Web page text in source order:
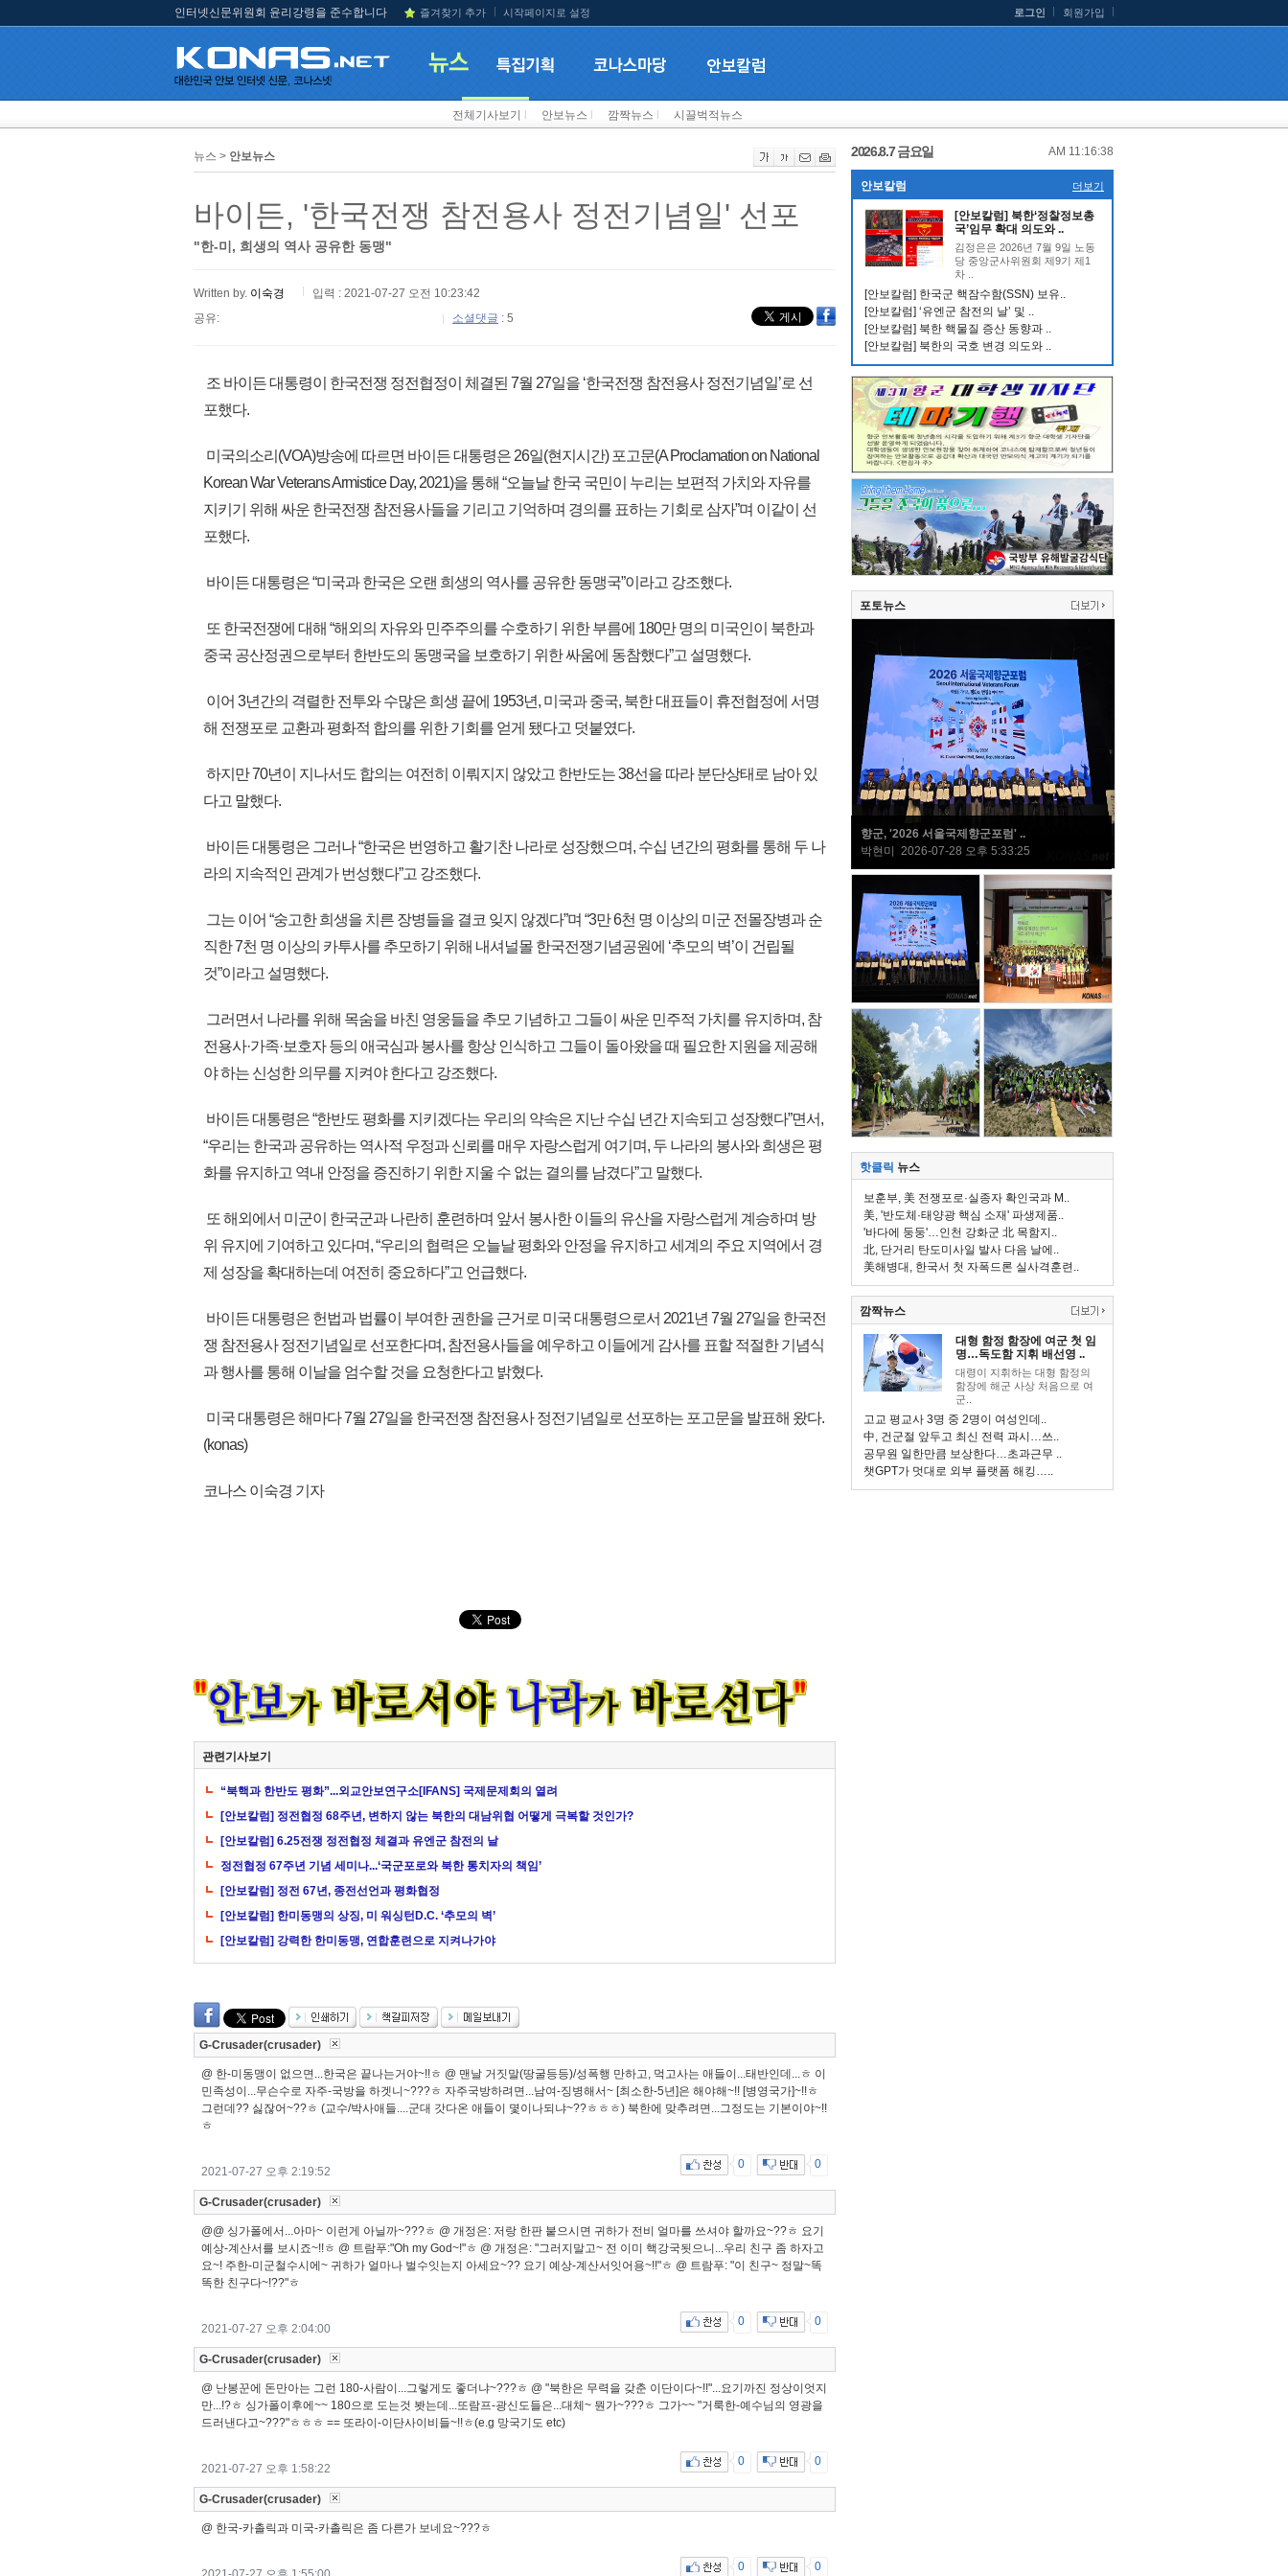
인터넷신문위원회 윤리강령을 준수합니다 즐겨찾기 추가 시작페이지로 설정 로그인 회원가입
전체기사보기 안보뉴스 깜짝뉴스 시끌벅적뉴스
뉴스 > 안보뉴스
바이든, '한국전쟁 참전용사 정전기념일' 선포
"한-미, 희생의 역사 공유한 동맹"
Written by. 이숙경
입력 : 2021-07-27 오전 10:23:42
공유:
소셜댓글 : 5
조 바이든 대통령이 한국전쟁 정전협정이 체결된 7월 27일을 ‘한국전쟁 참전용사 정전기념일’로 선
포했다.
미국의소리(VOA)방송에 따르면 바이든 대통령은 26일(현지시간) 포고문(A Proclamation on National
Korean War Veterans Armistice Day, 2021)을 통해 “오늘날 한국 국민이 누리는 보편적 가치와 자유를
지키기 위해 싸운 한국전쟁 참전용사들을 기리고 기억하며 경의를 표하는 기회로 삼자”며 이같이 선
포했다.
바이든 대통령은 “미국과 한국은 오랜 희생의 역사를 공유한 동맹국”이라고 강조했다.
또 한국전쟁에 대해 “해외의 자유와 민주주의를 수호하기 위한 부름에 180만 명의 미국인이 북한과
중국 공산정권으로부터 한반도의 동맹국을 보호하기 위한 싸움에 동참했다”고 설명했다.
이어 3년간의 격렬한 전투와 수많은 희생 끝에 1953년, 미국과 중국, 북한 대표들이 휴전협정에 서명
해 전쟁포로 교환과 평화적 합의를 위한 기회를 얻게 됐다고 덧붙였다.
하지만 70년이 지나서도 합의는 여전히 이뤄지지 않았고 한반도는 38선을 따라 분단상태로 남아 있
다고 말했다.
바이든 대통령은 그러나 “한국은 번영하고 활기찬 나라로 성장했으며, 수십 년간의 평화를 통해 두 나
라의 지속적인 관계가 번성했다”고 강조했다.
그는 이어 “숭고한 희생을 치른 장병들을 결코 잊지 않겠다”며 “3만 6천 명 이상의 미군 전몰장병과 순
직한 7천 명 이상의 카투사를 추모하기 위해 내셔널몰 한국전쟁기념공원에 ‘추모의 벽’이 건립될
것”이라고 설명했다.
그러면서 나라를 위해 목숨을 바친 영웅들을 추모 기념하고 그들이 싸운 민주적 가치를 유지하며, 참
전용사·가족·보호자 등의 애국심과 봉사를 항상 인식하고 그들이 돌아왔을 때 필요한 지원을 제공해
야 하는 신성한 의무를 지켜야 한다고 강조했다.
바이든 대통령은 “한반도 평화를 지키겠다는 우리의 약속은 지난 수십 년간 지속되고 성장했다”면서,
“우리는 한국과 공유하는 역사적 우정과 신뢰를 매우 자랑스럽게 여기며, 두 나라의 봉사와 희생은 평
화를 유지하고 역내 안정을 증진하기 위한 지울 수 없는 결의를 남겼다”고 말했다.
또 해외에서 미군이 한국군과 나란히 훈련하며 앞서 봉사한 이들의 유산을 자랑스럽게 계승하며 방
위 유지에 기여하고 있다며, “우리의 협력은 오늘날 평화와 안정을 유지하고 세계의 주요 지역에서 경
제 성장을 확대하는데 여전히 중요하다”고 언급했다.
바이든 대통령은 헌법과 법률이 부여한 권한을 근거로 미국 대통령으로서 2021년 7월 27일을 한국전
쟁 참전용사 정전기념일로 선포한다며, 참전용사들을 예우하고 이들에게 감사를 표할 적절한 기념식
과 행사를 통해 이날을 엄수할 것을 요청한다고 밝혔다.
미국 대통령은 해마다 7월 27일을 한국전쟁 참전용사 정전기념일로 선포하는 포고문을 발표해 왔다.
(konas)
코나스 이숙경 기자
관련기사보기
“북핵과 한반도 평화”...외교안보연구소[IFANS] 국제문제회의 열려
[안보칼럼] 정전협정 68주년, 변하지 않는 북한의 대남위협 어떻게 극복할 것인가?
[안보칼럼] 6.25전쟁 정전협정 체결과 유엔군 참전의 날
정전협정 67주년 기념 세미나...‘국군포로와 북한 통치자의 책임’
[안보칼럼] 정전 67년, 종전선언과 평화협정
[안보칼럼] 한미동맹의 상징, 미 워싱턴D.C. ‘추모의 벽’
[안보칼럼] 강력한 한미동맹, 연합훈련으로 지켜나가야
G-Crusader(crusader)
@ 한-미동맹이 없으면...한국은 끝나는거야~!!ㅎ @ 맨날 거짓말(땅굴등등)/성폭행 만하고, 먹고사는 애들이...태반인데...ㅎ 이
민족성이...무슨수로 자주-국방을 하겟니~???ㅎ 자주국방하려면...남여-징병해서~ [최소한-5년]은 해야해~!! [병영국가]~!!ㅎ
그런데?? 싫잖어~??ㅎ (교수/박사애들....군대 갓다온 애들이 몇이나되냐~??ㅎㅎㅎ) 북한에 맞추려면...그정도는 기본이야~!!
ㅎ
2021-07-27 오후 2:19:52
0 0
G-Crusader(crusader)
@@ 싱가폴에서...아마~ 이런게 아닐까~???ㅎ @ 개정은: 저랑 한판 붙으시면 귀하가 전비 얼마를 쓰셔야 할까요~??ㅎ 요기
예상-계산서를 보시죠~!!ㅎ @ 트람푸:"Oh my God~!"ㅎ @ 개정은: "그러지말고~ 전 이미 핵강국됫으니...우리 친구 좀 하자고
요~! 주한-미군철수시에~ 귀하가 얼마나 벌수잇는지 아세요~?? 요기 예상-계산서잇어용~!!"ㅎ @ 트람푸: "이 친구~ 정말~똑
똑한 친구다~!??"ㅎ
2021-07-27 오후 2:04:00
0 0
G-Crusader(crusader)
@ 난봉꾼에 돈만아는 그런 180-사람이...그렇게도 좋더냐~???ㅎ @ "북한은 무력을 갖춘 이단이다~!!"...요기까진 정상이엇지
만...!?ㅎ 싱가폴이후에~~ 180으로 도는것 봣는데...또람프-광신도들은...대체~ 뭔가~???ㅎ 그가~~ "거룩한-예수님의 영광을
드러낸다고~???"ㅎㅎㅎ == 또라이-이단사이비들~!!ㅎ(e.g 망국기도 etc)
2021-07-27 오후 1:58:22
0 0
G-Crusader(crusader)
@ 한국-카촐릭과 미국-카촐릭은 좀 다른가 보네요~???ㅎ
0 0
2026.8.7 금요일 AM 11:16:39
안보칼럼 더보기
[안보칼럼] 북한‘정찰정보총
국’임무 확대 의도와 ..
김정은은 2026년 7월 9일 노동
당 중앙군사위원회 제9기 제1
차 ..
[안보칼럼] 한국군 핵잠수함(SSN) 보유..
[안보칼럼] ‘유엔군 참전의 날’ 및 ..
[안보칼럼] 북한 핵물질 증산 동향과 ..
[안보칼럼] 북한의 국호 변경 의도와 ..
포토뉴스
향군, '2026 서울국제향군포럼' ..
박현미 2026-07-28 오후 5:33:25
핫클릭 뉴스
보훈부, 美 전쟁포로·실종자 확인국과 M..
美, '반도체·태양광 핵심 소재' 파생제품..
'바다에 둥둥'…인천 강화군 北 목함지..
北, 단거리 탄도미사일 발사 다음 날에..
美해병대, 한국서 첫 자폭드론 실사격훈련..
깜짝뉴스
대형 함정 함장에 여군 첫 임
명…독도함 지휘 배선영 ..
대령이 지휘하는 대형 함정의
함장에 해군 사상 처음으로 여
군..
고교 평교사 3명 중 2명이 여성인데..
中, 건군절 앞두고 최신 전력 과시…쓰..
공무원 일한만큼 보상한다…초과근무 ..
챗GPT가 멋대로 외부 플랫폼 해킹…..